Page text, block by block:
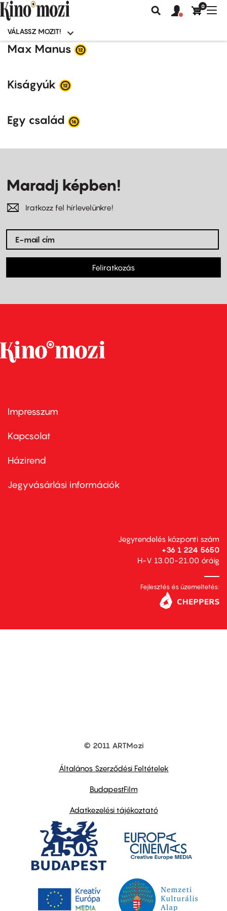
Ugrás
Moziválasztó
menü
VÁLASSZ MOZIT!
Keresés
Felhasználói
fiók
0
Max Manus
Kiságyúk
Egy család
Maradj képben!
Iratkozz fel hírlevelünkre!
Feliratkozás
Footer
first
Impresszum
Kapcsolat
Footer
second
Házirend
Jegyvásárlási információk
Jegyrendelés központi szám
+36 1 224 5650
H-V 13.00-21.00 óráig
Fejlesztés és üzemeltetés:
© 2011 ARTMozi
Általános Szerződési Feltételek
BudapestFilm
Adatkezelési tájékoztató